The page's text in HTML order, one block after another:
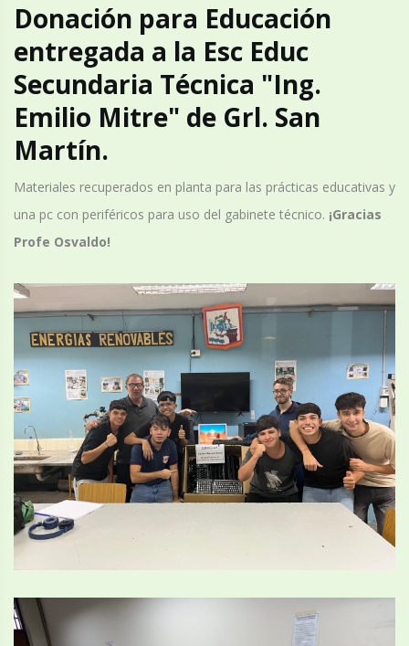
Donación para Educación
entregada a la Esc Educ
Secundaria Técnica "Ing.
Emilio Mitre" de Grl. San
Martín.
Materiales recuperados en planta para las prácticas educativas y
una pc con periféricos para uso del gabinete técnico. ¡Gracias
Profe Osvaldo!